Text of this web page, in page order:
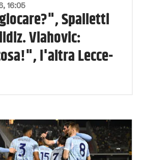
16:05
Spalletti
Vlahovic:
l'altra Lecce-